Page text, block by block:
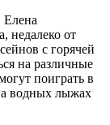
Елена
недалеко от
с горячей
на различные
поиграть в
водных лыжах